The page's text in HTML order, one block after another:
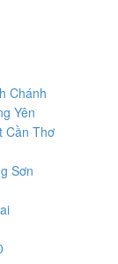
Chánh
Yên
Cần Thơ
Sơn